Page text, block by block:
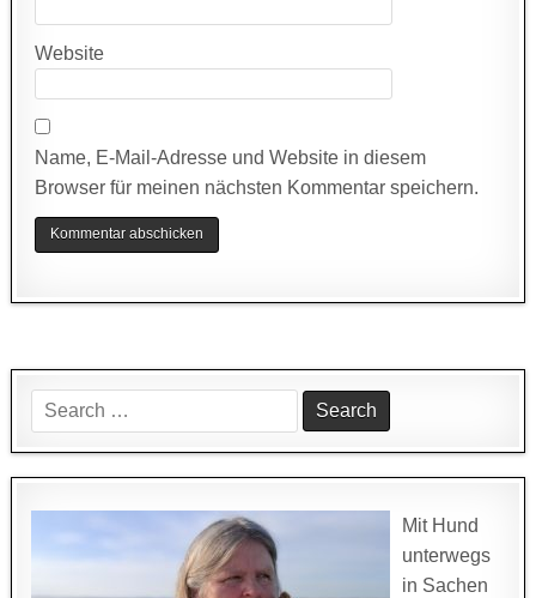
Website
Name, E-Mail-Adresse und Website in diesem
Browser für meinen nächsten Kommentar speichern.
Search
for:
Mit Hund
unterwegs
in Sachen